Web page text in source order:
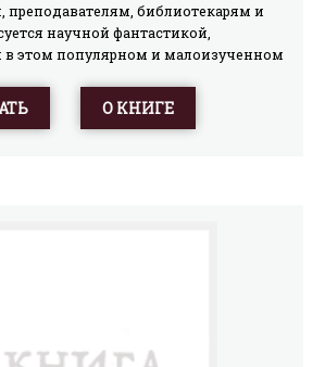
преподавателям, библиотекарям и
научной фантастикой,
в этом популярном и малоизученном
библиографическое
О КНИГЕ